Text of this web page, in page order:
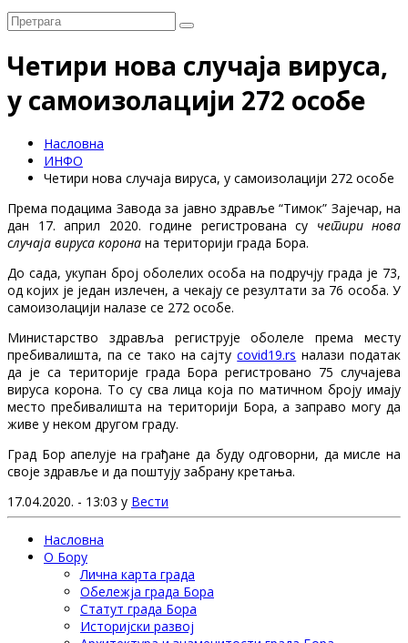
Четири нова случаја вируса,
у самоизолацији 272 особе
Насловна
ИНФО
Четири нова случаја вируса, у самоизолацији 272 особе
Према подацима Завода за јавно здравље “Тимок” Зајечар, на
дан 17. април 2020. године регистрована су четири нова
случаја вируса корона на територији града Бора.
До сада, укупан број оболелих особа на подручју града је 73,
од којих је један излечен, а чекају се резултати за 76 особа. У
самоизолацији налазе се 272 особе.
Министарство здравља региструје оболеле према месту
пребивалишта, па се тако на сајтуcovid19.rs налази податак
да је са територије града Бора регистровано 75 случајева
вируса корона. То су сва лица која по матичном броју имају
место пребивалишта на територији Бора, а заправо могу да
живе у неком другом граду.
Град Бор апелује на грађане да буду одговорни, да мисле на
своје здравље и да поштују забрану кретања.
17.04.2020. - 13:03 у Вести
Насловна
О Бору
Лична карта града
Обележја града Бора
Статут града Бора
Историјски развој